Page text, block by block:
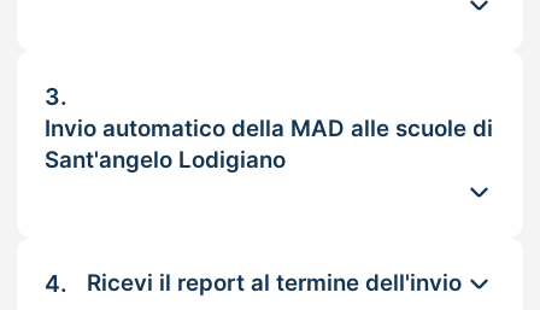
3.
Invio automatico della MAD alle scuole di
Sant'angelo Lodigiano
4. Ricevi il report al termine dell'invio